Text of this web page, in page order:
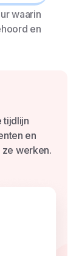
waarin
en
tijdlijn
en
ze werken.